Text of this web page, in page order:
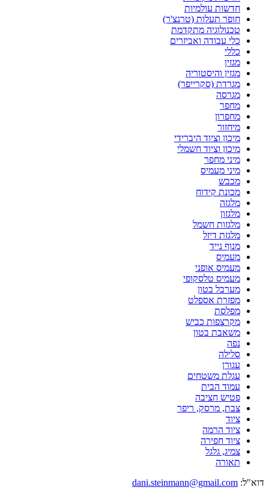
חדשות עולמיות
חופר תעלות (טרנצ'ר)
טכנולוגיה מתקדמת
כלי עבודה ואביזרים
כללי
מגזין
מגזין והיסטוריה
מגרדת (סקרייפר)
מגרסה
מחפר
מחפרון
מיחזור
מיכון וציוד היברידי
מיכון וציוד חשמלי
מיני מחפר
מיני מעמיס
מכבש
מכונת קידוח
מלגזה
מלגזון
מלגזות חשמל
מלגזת דיזל
מנוף נייד
מעמיס
מעמיס אופני
מעמיס טלסקופי
מערבל בטון
מפזרת אספלט
מפלסת
מקרצפות כביש
משאבת בטון
נפה
סלילה
עגורן
עגלת משטחים
עמוד הבית
פטיש חציבה
צבת, מרסק, ריפר
ציוד
ציוד הרמה
ציוד חפירה
צמיג, גלגל
תאורה
דוא"ל:dani.steinmann@gmail.com